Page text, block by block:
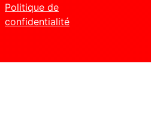
Politique de
confidentialité